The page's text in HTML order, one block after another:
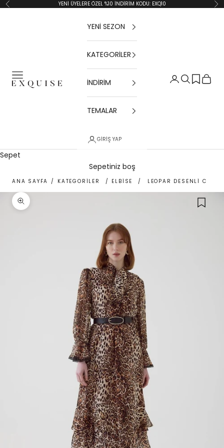
İçeriğe geç
Geri YENİ ÜYELERE ÖZEL %10 İNDİRİM KODU: EXQ10
Menü
Exquise TR
Giriş Yap
Ara Sepet
YENİ SEZON
KATEGORİLER
İNDİRİM
TEMALAR
GIRIŞ YAP
Sepet
Sepetiniz boş
ANA SAYFA / KATEGORİLER / ELBİSE / LEOPAR DESENLI
Yakınlaştır